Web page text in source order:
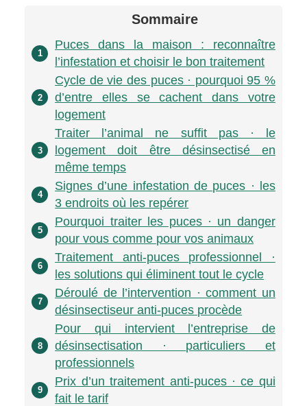
Sommaire
1
Puces dans la maison : reconnaître
l’infestation et choisir le bon traitement
2
Cycle de vie des puces · pourquoi 95 %
d’entre elles se cachent dans votre
logement
3
Traiter l’animal ne suffit pas · le
logement doit être désinsectisé en
même temps
4
Signes d’une infestation de puces · les
3 endroits où les repérer
5
Pourquoi traiter les puces · un danger
pour vous comme pour vos animaux
6
Traitement anti-puces professionnel ·
les solutions qui éliminent tout le cycle
7
Déroulé de l’intervention · comment un
désinsectiseur anti-puces procède
8
Pour qui intervient l’entreprise de
désinsectisation · particuliers et
professionnels
9
Prix d’un traitement anti-puces · ce qui
fait le tarif